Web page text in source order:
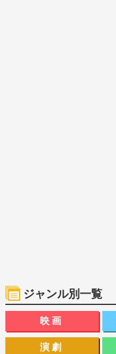
ジャンル別一覧
映画
演劇